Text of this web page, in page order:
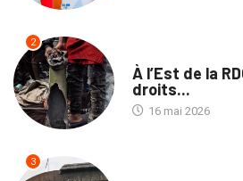
2
À l’Est de la
droits...
16 mai 2026
3